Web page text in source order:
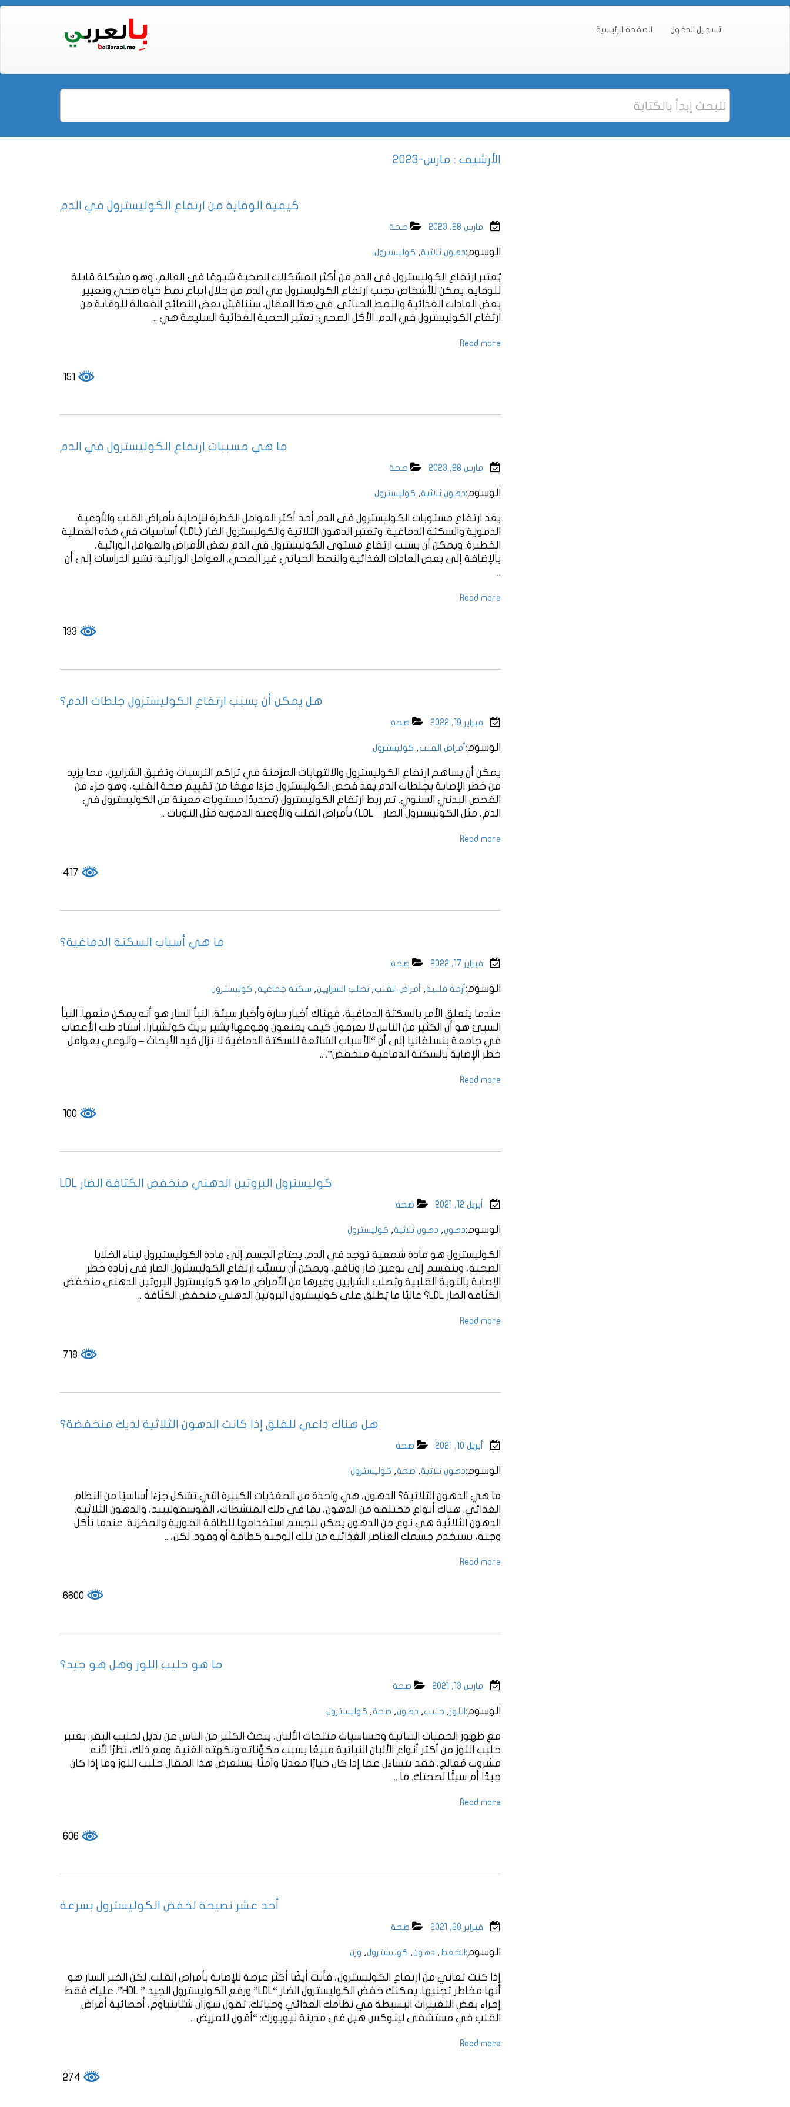
الصفحة الرئيسية تسجيل الدخول
الأرشيف : مارس-2023
كيفية الوقاية من ارتفاع الكوليسترول في الدم
مارس 28, 2023 صحة
الوسوم:دهون ثلاثية, كوليسترول
يُعتبر ارتفاع الكوليسترول في الدم من أكثر المشكلات الصحية شيوعًا في العالم، وهو مشكلة قابلة
للوقاية. يمكن للأشخاص تجنب ارتفاع الكوليسترول في الدم من خلال اتباع نمط حياة صحي وتغيير
بعض العادات الغذائية والنمط الحياتي. في هذا المقال، سنناقش بعض النصائح الفعالة للوقاية من
ارتفاع الكوليسترول في الدم. الأكل الصحي: تعتبر الحمية الغذائية السليمة هي ..
Read more
ما هي مسببات ارتفاع الكوليسترول في الدم
مارس 28, 2023 صحة
الوسوم:دهون ثلاثية, كوليسترول
يعد ارتفاع مستويات الكوليسترول في الدم أحد أكثر العوامل الخطرة للإصابة بأمراض القلب والأوعية
الدموية والسكتة الدماغية. وتعتبر الدهون الثلاثية والكوليسترول الضار (LDL) أساسيات في هذه العملية
الخطيرة. ويمكن أن يسبب ارتفاع مستوى الكوليسترول في الدم بعض الأمراض والعوامل الوراثية،
بالإضافة إلى بعض العادات الغذائية والنمط الحياتي غير الصحي. العوامل الوراثية: تشير الدراسات إلى أن
..
Read more
هل يمكن أن يسبب ارتفاع الكوليسترول جلطات الدم؟
فبراير 19, 2022 صحة
الوسوم: أمراض القلب, كوليسترول
يمكن أن يساهم ارتفاع الكوليسترول والالتهابات المزمنة في تراكم الترسبات وتضيق الشرايين، مما يزيد
من خطر الإصابة بجلطات الدم.يعد فحص الكوليسترول جزءًا مهمًا من تقييم صحة القلب، وهو جزء من
الفحص البدني السنوي. تم ربط ارتفاع الكوليسترول (تحديدًا مستويات معينة من الكوليسترول في
الدم، مثل الكوليسترول الضار – LDL) بأمراض القلب والأوعية الدموية مثل النوبات ..
Read more
ما هي أسباب السكتة الدماغية؟
فبراير 17, 2022 صحة
الوسوم: أزمة قلبية, أمراض القلب, تصلب الشرايين, سكتة جماغية, كوليسترول
عندما يتعلق الأمر بالسكتة الدماغية، فهناك أخبار سارة وأخبار سيئة. النبأ السار هو أنه يمكن منعها. النبأ
السيئ هو أن الكثير من الناس لا يعرفون كيف يمنعون وقوعها! يشير بريت كوتشيارا، أستاذ طب الأعصاب
في جامعة بنسلفانيا إلى أن “الأسباب الشائعة للسكتة الدماغية لا تزال قيد الأبحاث – والوعي بعوامل
خطر الإصابة بالسكتة الدماغية منخفض”. ..
Read more
كوليسترول البروتين الدهني منخفض الكثافة الضار LDL
أبريل 12, 2021 صحة
الوسوم:دهون, دهون ثلاثية, كوليسترول
الكوليسترول هو مادة شمعية توجد في الدم. يحتاج الجسم إلى مادة الكوليستيرول لبناء الخلايا
الصحية، وينقسم إلى نوعين ضار ونافع، ويمكن أن يتسبَّب ارتفاع الكوليسترول الضار في زيادة خطر
الإصابة بالنوبة القلبية وتصلب الشرايين وغيرها من الأمراض. ما هو كوليسترول البروتين الدهني منخفض
الكثافة الضار LDL؟ غالبًا ما يُطلق على كوليسترول البروتين الدهني منخفض الكثافة ..
Read more
هل هناك داعي للقلق إذا كانت الدهون الثلاثية لديك منخفضة؟
أبريل 10, 2021 صحة
الوسوم:دهون ثلاثية, صحة, كوليسترول
ما هي الدهون الثلاثية؟ الدهون، هي واحدة من المغذيات الكبيرة التي تشكل جزءًا أساسيًا من النظام
الغذائي. هناك أنواع مختلفة من الدهون، بما في ذلك المنشطات، الفوسفوليبيد، والدهون الثلاثية.
الدهون الثلاثية هي نوع من الدهون يمكن للجسم استخدامها للطاقة الفورية والمخزنة. عندما تأكل
وجبة، يستخدم جسمك العناصر الغذائية من تلك الوجبة كطاقة أو وقود. لكن، ..
Read more
ما هو حليب اللوز وهل هو جيد؟
مارس 13, 2021 صحة
الوسوم: اللوز, حليب, دهون, صحة, كوليسترول
مع ظهور الحميات النباتية وحساسيات منتجات الألبان، يبحث الكثير من الناس عن بديل لحليب البقر. يعتبر
حليب اللوز من أكثر أنواع الألبان النباتية مبيعًا بسبب مكوِّناته ونكهته الغنية. ومع ذلك، نظرًا لأنه
مشروب مُعالج، فقد تتساءل عما إذا كان خيارًا مغذيًا وآمنًا. يستعرض هذا المقال حليب اللوز وما إذا كان
جيدًا أم سيئًا لصحتك. ما ..
Read more
أحد عشر نصيحة لخفض الكوليسترول بسرعة
فبراير 28, 2021 صحة
الوسوم: الضغط, دهون, كوليسترول, وزن
إذا كنت تعاني من ارتفاع الكوليسترول، فأنت أيضًا أكثر عرضة للإصابة بأمراض القلب. لكن الخبر السار هو
أنها مخاطر تجنبها. يمكنك خفض الكوليسترول الضار “LDL” ورفع الكوليسترول الجيد ” HDL”. عليك فقط
إجراء بعض التغييرات البسيطة في نظامك الغذائي وحياتك. تقول سوزان شتاينباوم، أخصائية أمراض
القلب في مستشفى لينوكس هيل في مدينة نيويورك: “أقول للمريض ..
Read more